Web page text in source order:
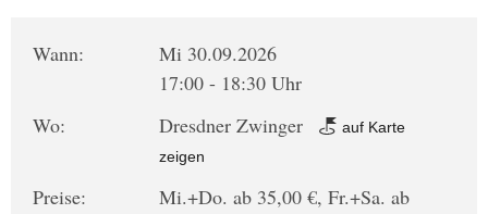
Wann:
Mi 30.09.2026
17:00 - 18:30 Uhr
Wo:
Dresdner Zwinger
auf Karte
zeigen
Preise:
Mi.+Do. ab 35,00 €, Fr.+Sa. ab